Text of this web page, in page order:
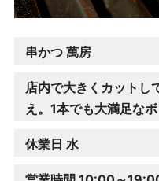
串かつ 萬房
店内で大きくカットし
え。1本でも大満足な
休業日 水